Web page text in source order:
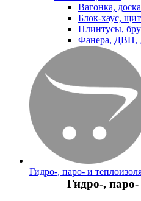
Вагонка, доска
Блок-хаус,
Плинтусы,
Фанера, ДВП,
Гидро-, паро- и
Гидро-, паро-